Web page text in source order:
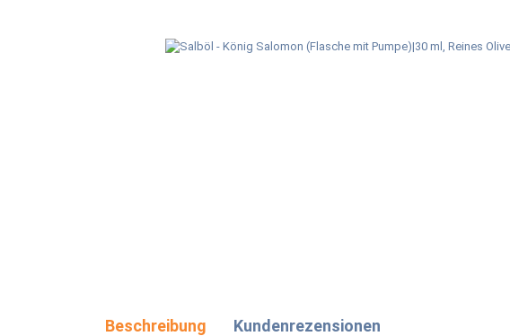
Beschreibung Kundenrezensionen